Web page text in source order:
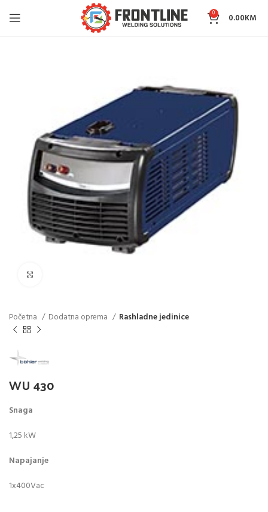
0 0.00KM
Početna Dodatna oprema Rashladne jedinice
WU 430
Snaga
1,25 kW
Napajanje
1x400Vac